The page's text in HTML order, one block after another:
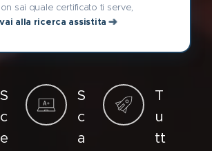
sai quale certificato ti serve,
vai alla ricerca assistita ➜
S
c
e
S
c
a
T
u
tt